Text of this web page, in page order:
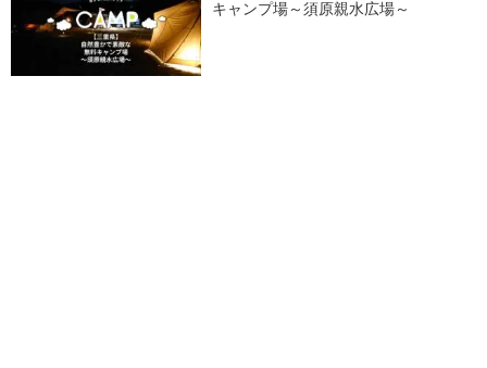
キャンプ場～須原親水広場～